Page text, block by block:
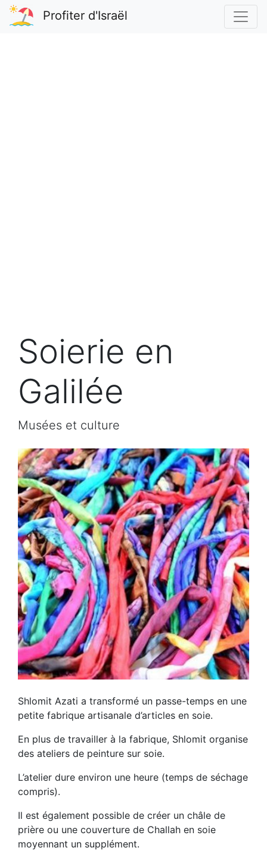
Profiter d'Israël
Soierie en
Galilée
Musées et culture
Shlomit Azati a transformé un passe-temps en une
petite fabrique artisanale d’articles en soie.
En plus de travailler à la fabrique, Shlomit organise
des ateliers de peinture sur soie.
L’atelier dure environ une heure (temps de séchage
compris).
Il est également possible de créer un châle de
prière ou une couverture de Challah en soie
moyennant un supplément.